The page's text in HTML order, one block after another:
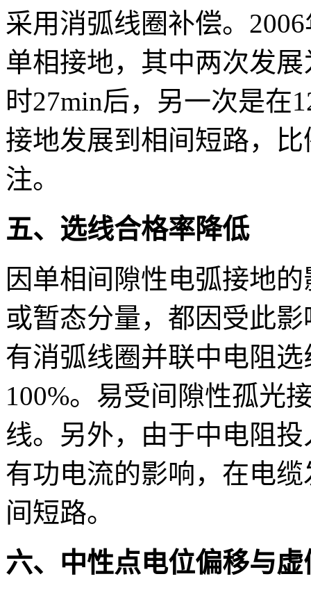
采用消弧线圈补偿。
单相接地，其中两次发
时27min后，另一次是在
接地发展到相间短路，
注。
五、选线合格率降低
因单相间隙性电弧接地
或暂态分量，都因受此
有消弧线圈并联中电阻
100%。易受间隙性孤光
线。另外，由于中电阻
有功电流的影响，在电
间短路。
六、中性点电位偏移与虚